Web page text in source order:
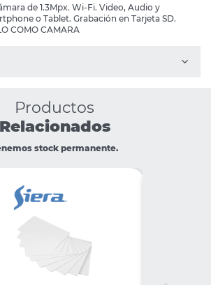
de 1.3Mpx. Wi-Fi. Video, Audio y
o Tablet. Grabación en Tarjeta SD.
COMO CAMARA
Productos
Relacionados
stock permanente.